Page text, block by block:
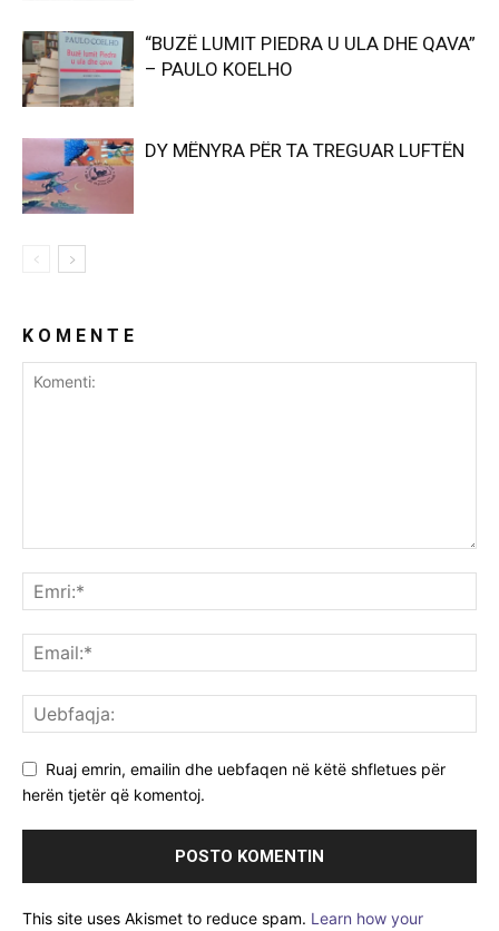
“BUZË LUMIT PIEDRA U ULA DHE QAVA”
– PAULO KOELHO
DY MËNYRA PËR TA TREGUAR LUFTËN
K O M E N T E
Ruaj emrin, emailin dhe uebfaqen në këtë shfletues për
herën tjetër që komentoj.
This site uses Akismet to reduce spam. Learn how your